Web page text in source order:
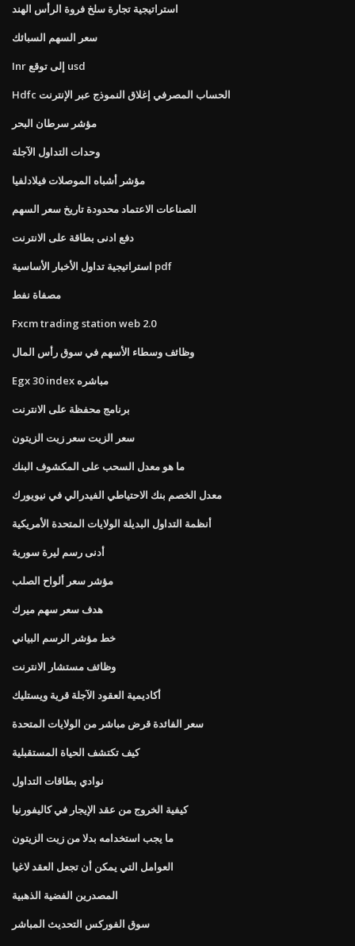
استراتيجية تجارة سلخ فروة الرأس الهند
سعر السهم السبائك
Inr إلى توقع usd
Hdfc الحساب المصرفي إغلاق النموذج عبر الإنترنت
مؤشر سرطان البحر
وحدات التداول الآجلة
مؤشر أشباه الموصلات فيلادلفيا
الصناعات الاعتماد محدودة تاريخ سعر السهم
دفع ادنى بطاقة على الانترنت
استراتيجية تداول الأخبار الأساسية pdf
مصفاة نفط
Fxcm trading station web 2.0
وظائف وسطاء الأسهم في سوق رأس المال
Egx 30 index مباشره
برنامج محفظة على الانترنت
سعر الزيت سعر زيت الزيتون
ما هو معدل السحب على المكشوف البنك
معدل الخصم بنك الاحتياطي الفيدرالي في نيويورك
أنظمة التداول البديلة الولايات المتحدة الأمريكية
أدنى رسم ليرة سورية
مؤشر سعر ألواح الصلب
هدف سعر سهم ميرك
خط مؤشر الرسم البياني
وظائف مستشار الانترنت
أكاديمية العقود الآجلة قرية ويستليك
سعر الفائدة قرض مباشر من الولايات المتحدة
كيف تكتشف الحياة المستقبلية
نوادي بطاقات التداول
كيفية الخروج من عقد الإيجار في كاليفورنيا
ما يجب استخدامه بدلا من زيت الزيتون
العوامل التي يمكن أن تجعل العقد لاغيا
المصدرين الفضية الذهبية
سوق الفوركس التحديث المباشر